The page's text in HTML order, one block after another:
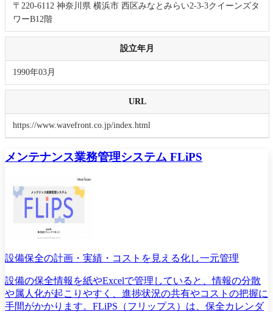
〒220-6112 神奈川県 横浜市 西区みなとみらい2-3-3クイーンズタ
ワーB12階
設立年月
1990年03月
URL
https://www.wavefront.co.jp/index.html
メンテナンス業務管理システム FLiPS
設備保全の計画・実績・コストを見える化し一元管理
設備の保全情報を紙やExcelで管理していると、情報の分散
や属人化が起こりやすく、進捗状況の共有やコストの把握に
手間がかかります。FLiPS（フリップス）は、保全カレンダ